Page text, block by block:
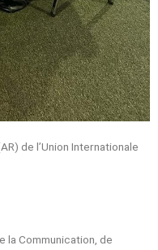
de l’Union Internationale
la Communication, de